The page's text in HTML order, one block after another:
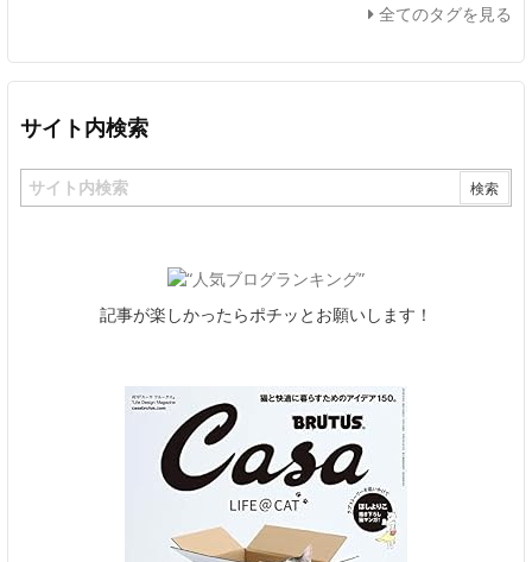
全てのタグを見る
サイト内検索
記事が楽しかったらポチッとお願いします！